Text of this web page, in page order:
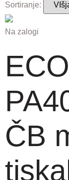
Sortiranje:
Na zalogi
ČB